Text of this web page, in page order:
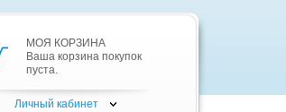
МОЯ КОРЗИНА
Ваша корзина покупок
пуста.
Личный кабинет